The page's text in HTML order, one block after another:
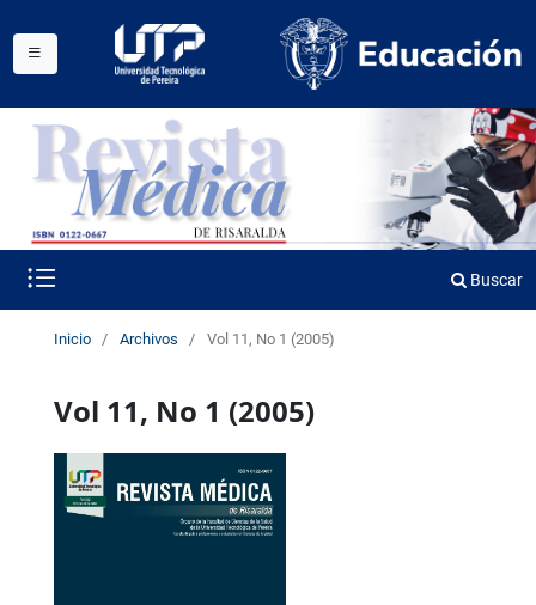
Buscar
Inicio / Archivos / Vol 11, No 1 (2005)
Vol 11, No 1 (2005)